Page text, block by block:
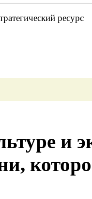
ресурс
и